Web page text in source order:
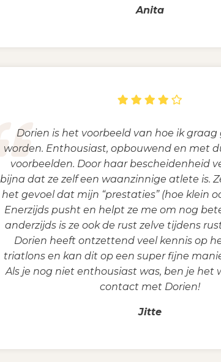
Anita
Dorien is het voorbeeld van hoe ik
worden. Enthousiast, opbouwend en met
voorbeelden. Door haar bescheidenheid
bijna dat ze zelf een waanzinnige atlete is.
het gevoel dat mijn “prestaties” (hoe klein
Enerzijds pusht en helpt ze me om nog
anderzijds is ze ook de rust zelve tijdens
Dorien heeft ontzettend veel kennis op
triatlons en kan dit op een super fijne
Als je nog niet enthousiast was, ben je het
contact met Dorien!
Jitte